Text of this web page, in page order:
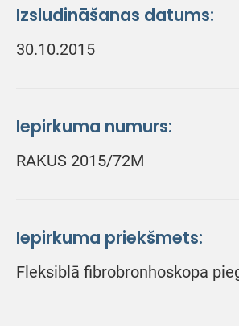
Izsludināšanas datums:
30.10.2015
Iepirkuma numurs:
RAKUS 2015/72M
Iepirkuma priekšmets:
Fleksiblā fibrobronhoskopa